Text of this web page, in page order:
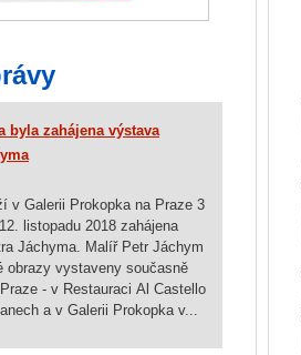
byla zahájena výstava
v Galerii Prokopka na Praze 3
listopadu 2018 zahájena
Jáchyma. Malíř Petr Jáchym
obrazy vystaveny současně
- v Restauraci Al Castello
a v Galerii Prokopka v...